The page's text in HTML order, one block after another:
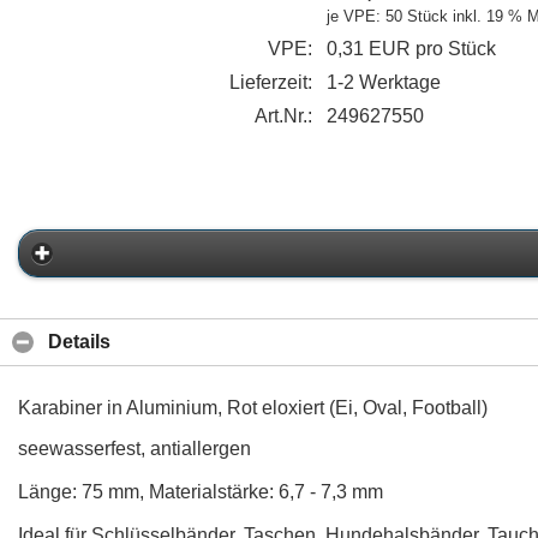
je VPE: 50 Stück inkl. 19 %
VPE:
0,31 EUR pro Stück
Lieferzeit:
1-2 Werktage
Art.Nr.:
249627550
Details
Karabiner in Aluminium, Rot eloxiert (Ei, Oval, Football)
seewasserfest, antiallergen
Länge: 75 mm, Materialstärke: 6,7 - 7,3 mm